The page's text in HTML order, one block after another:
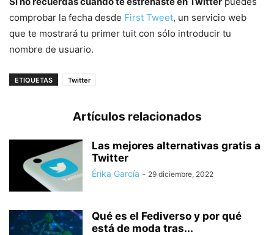
comprobar la fecha desde First Tweet, un servicio web
que te mostrará tu primer tuit con sólo introducir tu
nombre de usuario.
ETIQUETAS Twitter
Artículos relacionados
Las mejores alternativas gratis a
Twitter
Érika García - 29 diciembre, 2022
Qué es el Fediverso y por qué
está de moda tras...